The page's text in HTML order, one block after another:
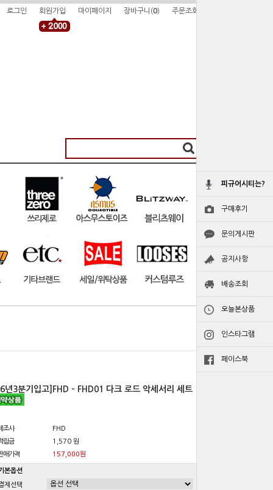
피규어시티는?
구매후기
문의게시판
공지사항
배송조회
오늘본상품
인스타그램
페이스북
로그인 회원가입 마이페이지 장바구니(0) 주문조회
년3분기입고]FHD - FHD01 다크 로드 악세서리 세트
조사
FHD
립금
1,570 원
매가격
157,000원
본옵션
제선택